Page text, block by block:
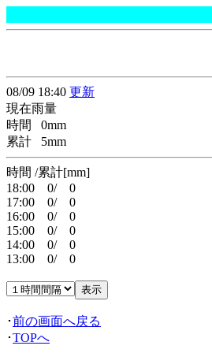
08/09 18:40 更新
現在雨量
時間 0mm
累計 5mm
時間 /累計[mm]
18:00 0/ 0
17:00 0/ 0
16:00 0/ 0
15:00 0/ 0
14:00 0/ 0
13:00 0/ 0
･前の画面へ戻る
･TOPへ